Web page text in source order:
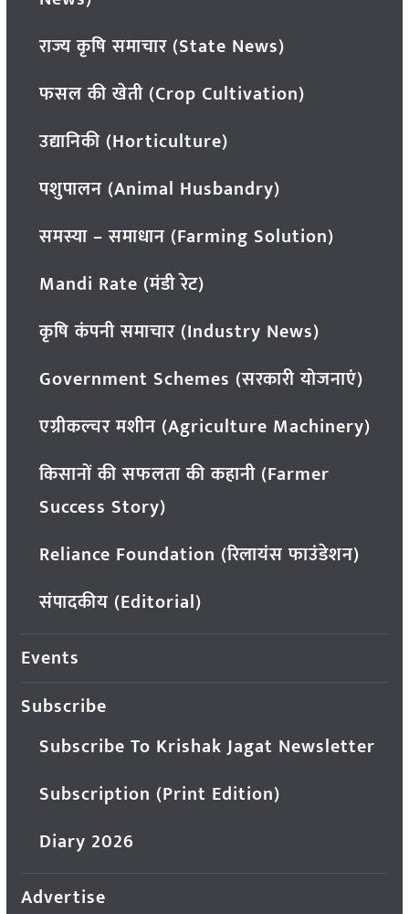
राज्य कृषि समाचार (State News)
फसल की खेती (Crop Cultivation)
उद्यानिकी (Horticulture)
पशुपालन (Animal Husbandry)
समस्या – समाधान (Farming Solution)
Mandi Rate (मंडी रेट)
कृषि कंपनी समाचार (Industry News)
Government Schemes (सरकारी योजनाएं)
एग्रीकल्चर मशीन (Agriculture Machinery)
किसानों की सफलता की कहानी (Farmer
Success Story)
Reliance Foundation (रिलायंस फाउंडेशन)
संपादकीय (Editorial)
Events
Subscribe
Subscribe To Krishak Jagat Newsletter
Subscription (Print Edition)
Diary 2026
Advertise